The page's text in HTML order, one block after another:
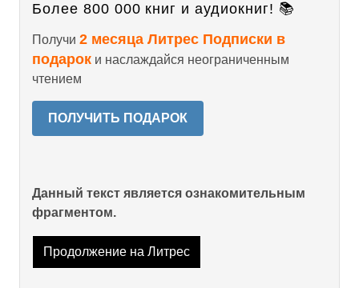
Более 800 000 книг и аудиокниг! 📚
Получи 2 месяца Литрес Подписки в
подарок и наслаждайся неограниченным
чтением
ПОЛУЧИТЬ ПОДАРОК
Данный текст является ознакомительным
фрагментом.
Продолжение на Литрес